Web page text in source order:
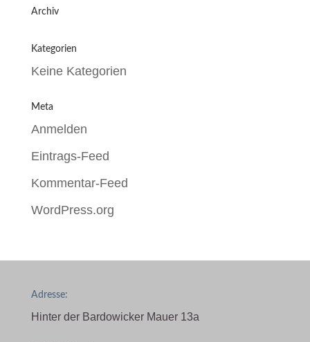
Archiv
Kategorien
Keine Kategorien
Meta
Anmelden
Eintrags-Feed
Kommentar-Feed
WordPress.org
Adresse:
Hinter der Bardowicker Mauer 13a